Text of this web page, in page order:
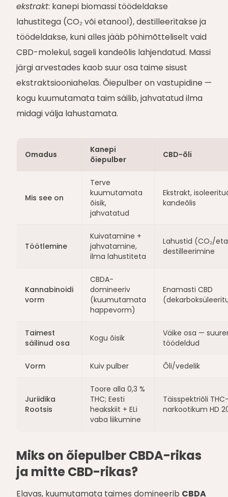
ekstrakt: kanepi biomassi töödeldakse
lahustitega (CO₂ või etanool), destilleeritakse ja
töödeldakse, kuni alles jääb põhimõtteliselt vaid
CBD-molekul, sageli kandeõlis lahjendatud. Massi
järgi arvestades kaob suur osa taime sisust
ekstraktsiooniahelas. Õiepulber on vastupidine —
kogu kuumutamata taim säilib, jahvatatud ilma
midagi välja lahustamata.
Omadus
Kanepi
õiepulber
CBD-õli
Mis see on
Terve
kuumutamata
õisik,
jahvatatud
Ekstrakt,
kandeõlis
Töötlemine
Kuivatamine +
jahvatamine,
ilma lahustiteta
Lahustid (CO₂/
destilleerimine
Kannabinoidi
vorm
CBDA-
domineeriv
(kuumutamata
happevorm)
Enamasti CBD
Taimest
säilinud osa
Kogu õisik
Väike osa —
töödeldud
Vorm Kuiv pulber Õli/vedelik
Juriidika
Rootsis
Toore alla 0,3 %
THC; Eesti
heakskiit + ELi
vaba liikumine
Täisspektriõli
narkootikum HD
Miks on õiepulber CBDA-rikas
ja mitte CBD-rikas?
Elavas, kuumutamata taimes domineerib CBDA